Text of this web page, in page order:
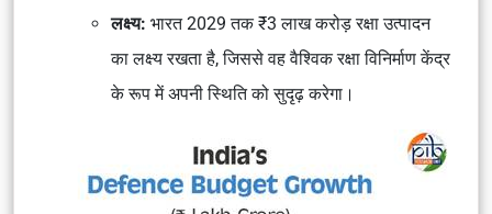
लक्ष्य: भारत 2029 तक ₹3 लाख करोड़ रक्षा उत्पादन
का लक्ष्य रखता है, जिससे वह वैश्विक रक्षा विनिर्माण केंद्र
के रूप में अपनी स्थिति को सुदृढ़ करेगा।